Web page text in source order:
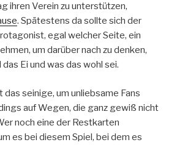
ihren Verein zu unterstützen,
. Spätestens da sollte sich der
egal welcher Seite, ein
um darüber nach zu denken,
Ei und was das wohl sei.
das seinige, um unliebsame Fans
auf Wegen, die ganz gewiß nicht
noch eine der Restkarten
es bei diesem Spiel, bei dem es